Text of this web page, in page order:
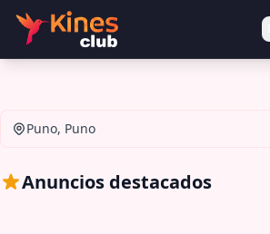
Puno, Puno
Anuncios destacados